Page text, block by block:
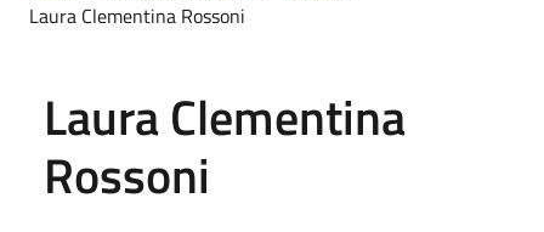
Laura Clementina Rossoni
Laura Clementina
Rossoni